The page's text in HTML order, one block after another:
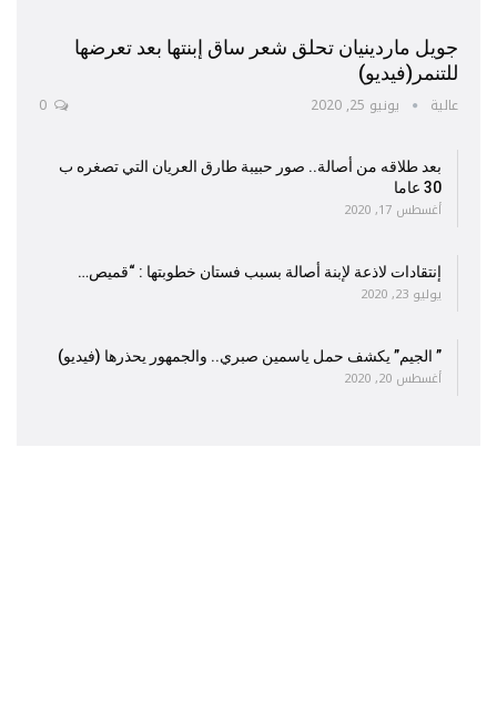
جويل ماردينيان تحلق شعر ساق إبنتها بعد تعرضها
للتنمر(فيديو)
عالية يونيو 25, 2020
بعد طلاقه من أصالة.. صور حبيبة طارق العريان التي تصغره ب
30 عاما
أغسطس 17, 2020
إنتقادات لاذعة لإبنة أصالة بسبب فستان خطوبتها : “قميص…
يوليو 23, 2020
” الجيم” يكشف حمل ياسمين صبري.. والجمهور يحذرها (فيديو)
أغسطس 20, 2020